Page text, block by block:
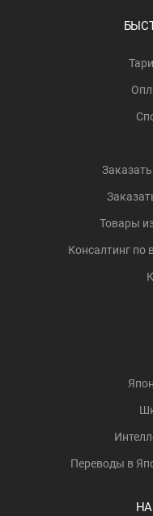
Товары
Консалтинг по
Переводы в